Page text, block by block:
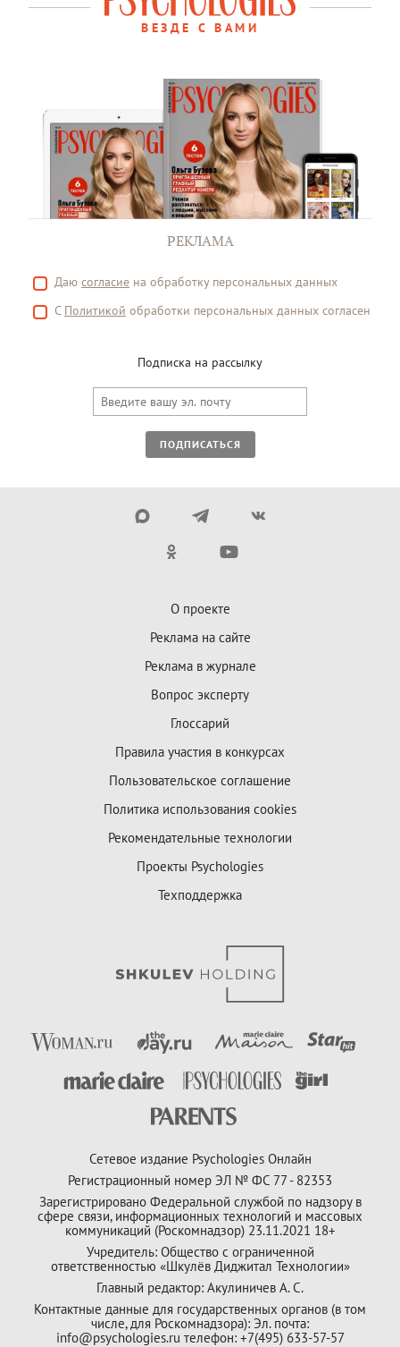
ВЕЗДЕ С ВАМИ
РЕКЛАМА
Даю согласие на обработку персональных данных
С Политикой обработки персональных данных согласен
Подписка на рассылку
ПОДПИСАТЬСЯ
О проекте
Реклама на сайте
Реклама в журнале
Вопрос эксперту
Глоссарий
Правила участия в конкурсах
Пользовательское соглашение
Политика использования cookies
Рекомендательные технологии
Проекты Psychologies
Техподдержка
Сетевое издание Psychologies Онлайн
Регистрационный номер ЭЛ № ФС 77 - 82353
Зарегистрировано Федеральной службой по надзору в
сфере связи, информационных технологий и массовых
коммуникаций (Роскомнадзор) 23.11.2021 18+
Учредитель: Общество с ограниченной
ответственностью «Шкулёв Диджитал Технологии»
Главный редактор: Акулиничев А. С.
Контактные данные для государственных органов (в том
числе, для Роскомнадзора): Эл. почта:
info@psychologies.ru телефон: +7(495) 633-57-57